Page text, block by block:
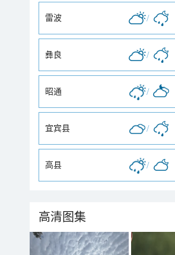
雷波 /
彝良 /
昭通 /
宜宾县 /
高县 /
高清图集